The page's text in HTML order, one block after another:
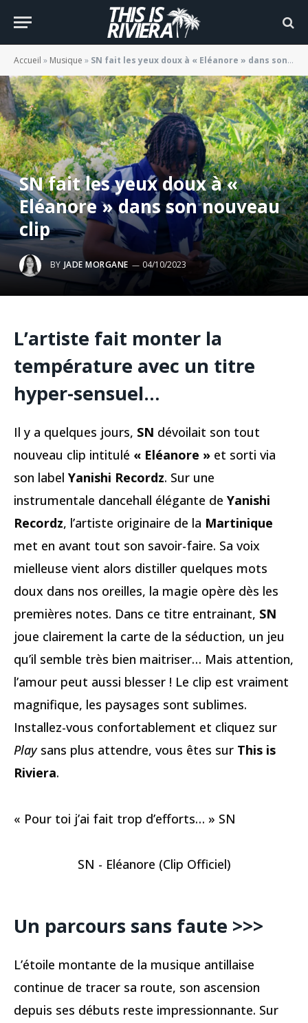
Accueil » Musique » SN fait les yeux doux à « Eléanore » dans son nouveau clip
SN fait les yeux doux à «
Eléanore » dans son nouveau
clip
BY JADE MORGANE 04/10/2023
L’artiste fait monter la
température avec un titre
hyper-sensuel…
Il y a quelques jours, SN dévoilait son tout
nouveau clip intitulé « Eléanore » et sorti via
son label Yanishi Recordz. Sur une
instrumentale dancehall élégante de Yanishi
Recordz, l’artiste originaire de la Martinique
met en avant tout son savoir-faire. Sa voix
mielleuse vient alors distiller quelques mots
doux dans nos oreilles, la magie opère dès les
premières notes. Dans ce titre entrainant, SN
joue clairement la carte de la séduction, un jeu
qu’il semble très bien maitriser… Mais attention,
l’amour peut aussi blesser ! Le clip est vraiment
magnifique, les paysages sont sublimes.
Installez-vous confortablement et cliquez sur
Playsans plus attendre, vous êtes sur This is
Riviera.
« Pour toi j’ai fait trop d’efforts… » SN
SN - Eléanore (Clip Officiel)
Un parcours sans faute >>>
L’étoile montante de la musique antillaise
continue de tracer sa route, son ascension
depuis ses débuts reste impressionnante. Sur